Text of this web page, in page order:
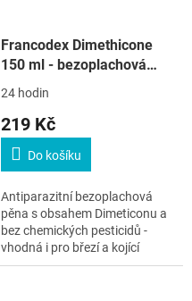
Francodex Dimethicone
150 ml - bezoplachová
pěna pro kočky
24 hodin
219 Kč
Do košíku
Antiparazitní bezoplachová
pěna s obsahem Dimeticonu a
bez chemických pesticidů -
vhodná i pro březí a kojící
kočky.